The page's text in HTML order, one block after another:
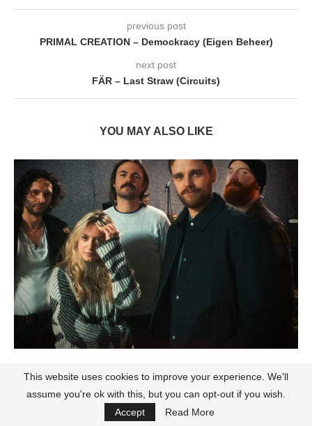
previous post
PRIMAL CREATION – Demockracy (Eigen Beheer)
next post
FÄR – Last Straw (Circuits)
YOU MAY ALSO LIKE
This website uses cookies to improve your experience. We'll
assume you're ok with this, but you can opt-out if you wish.
Accept
Read More